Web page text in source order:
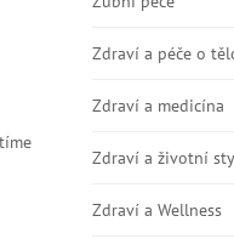
Zdraví a péče o
Zdraví a medicína
Zdraví a životní
Zdraví a Wellness